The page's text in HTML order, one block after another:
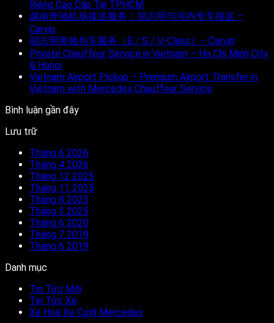
Riêng Cao Cấp Tại TP.HCM
越南奔驰机场接送服务｜胡志明与河内专车接送 –
Carvip
胡志明奔驰包车服务（E / S / V-Class）– Carvip
Private Chauffeur Service in Vietnam – Ho Chi Minh City
& Hanoi
Vietnam Airport Pickup – Premium Airport Transfer in
Vietnam with Mercedes Chauffeur Service
Bình luận gần đây
Lưu trữ
Tháng 6 2026
Tháng 4 2026
Tháng 12 2025
Tháng 11 2025
Tháng 8 2025
Tháng 3 2025
Tháng 6 2020
Tháng 7 2019
Tháng 6 2019
Danh mục
Tin Tức Mới
Tin Tức Xe
Xe Hoa Xe Cưới Mercedes